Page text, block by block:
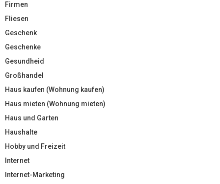
Firmen
Fliesen
Geschenk
Geschenke
Gesundheid
Großhandel
Haus kaufen (Wohnung kaufen)
Haus mieten (Wohnung mieten)
Haus und Garten
Haushalte
Hobby und Freizeit
Internet
Internet-Marketing